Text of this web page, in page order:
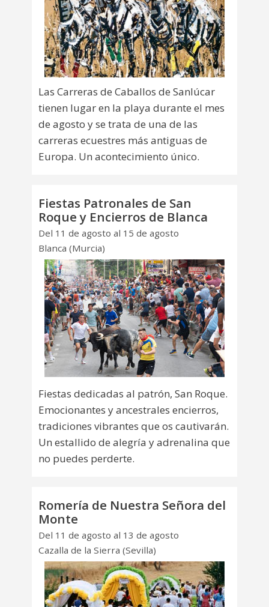
Las Carreras de Caballos de Sanlúcar
tienen lugar en la playa durante el mes
de agosto y se trata de una de las
carreras ecuestres más antiguas de
Europa. Un acontecimiento único.
Fiestas Patronales de San
Roque y Encierros de Blanca
Del 11 de agosto al 15 de agosto
Blanca (Murcia)
Fiestas dedicadas al patrón, San Roque.
Emocionantes y ancestrales encierros,
tradiciones vibrantes que os cautivarán.
Un estallido de alegría y adrenalina que
no puedes perderte.
Romería de Nuestra Señora del
Monte
Del 11 de agosto al 13 de agosto
Cazalla de la Sierra (Sevilla)